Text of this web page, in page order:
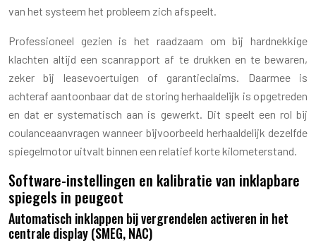
van het systeem het probleem zich afspeelt.
Professioneel gezien is het raadzaam om bij hardnekkige
klachten altijd een scanrapport af te drukken en te bewaren,
zeker bij leasevoertuigen of garantieclaims. Daarmee is
achteraf aantoonbaar dat de storing herhaaldelijk is opgetreden
en dat er systematisch aan is gewerkt. Dit speelt een rol bij
coulanceaanvragen wanneer bijvoorbeeld herhaaldelijk dezelfde
spiegelmotor uitvalt binnen een relatief korte kilometerstand.
Software-instellingen en kalibratie van inklapbare
spiegels in peugeot
Automatisch inklappen bij vergrendelen activeren in het
centrale display (SMEG, NAC)